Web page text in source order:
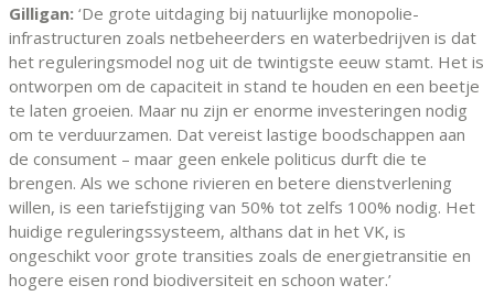
Gilligan: ‘De grote uitdaging bij natuurlijke monopolie-
infrastructuren zoals netbeheerders en waterbedrijven is dat
het reguleringsmodel nog uit de twintigste eeuw stamt. Het is
ontworpen om de capaciteit in stand te houden en een beetje
te laten groeien. Maar nu zijn er enorme investeringen nodig
om te verduurzamen. Dat vereist lastige boodschappen aan
de consument – maar geen enkele politicus durft die te
brengen. Als we schone rivieren en betere dienstverlening
willen, is een tariefstijging van 50% tot zelfs 100% nodig. Het
huidige reguleringssysteem, althans dat in het VK, is
ongeschikt voor grote transities zoals de energietransitie en
hogere eisen rond biodiversiteit en schoon water.’